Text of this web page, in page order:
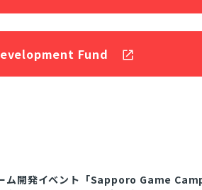
Fund
ム開発イベント「Sapporo Game